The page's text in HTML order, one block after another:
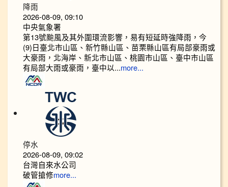
降雨
2026-08-09, 09:10
中央氣象署
第13號颱風及其外圍環流影響，易有短延時強降雨，今
(9)日臺北市山區、新竹縣山區、苗栗縣山區有局部豪雨或
大豪雨，北海岸、新北市山區、桃園市山區、臺中市山區
有局部大雨或豪雨，臺中以...more...
停水
2026-08-09, 09:02
台灣自來水公司
破管搶修more...